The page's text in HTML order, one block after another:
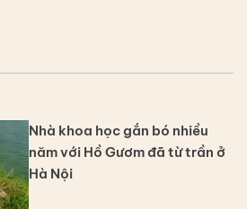
Nhà khoa học gắn bó nhiều
năm với Hồ Gươm đã từ trần ở
Hà Nội